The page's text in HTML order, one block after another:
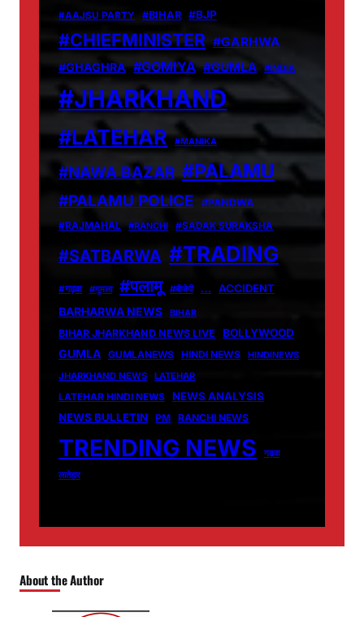
#AAJSU PARTY #BIHAR #BJP
#CHIEFMINISTER #GARHWA
#GHAGHRA #GOMIYA #GUMLA #INDIA
#JHARKHAND
#LATEHAR #MANIKA
#NAWA BAZAR #PALAMU
#PALAMU POLICE
#PANDWA
#RAJMAHAL
#RANCHI #SADAK SURAKSHA
#SATBARWA #TRADING
#गढ़वा #गुमला #पलामू #बीजेपी … ACCIDENT
BARHARWA NEWS BIHAR
BIHAR JHARKHAND NEWS LIVE BOLLYWOOD
GUMLA GUMLANEWS HINDI NEWS
HINDINEWS
JHARKHAND NEWS
LATEHAR
LATEHAR HINDI NEWS
NEWS ANALYSIS
NEWS BULLETIN PM RANCHI NEWS
TRENDING NEWS
गढ़वा
लातेहार
About the Author